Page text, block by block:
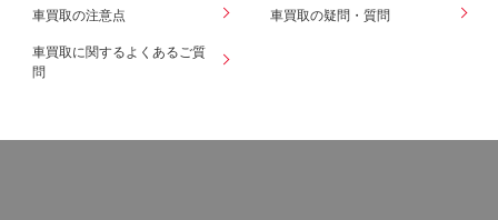
車買取の注意点 車買取の疑問・質問
車買取に関するよくあるご質
問